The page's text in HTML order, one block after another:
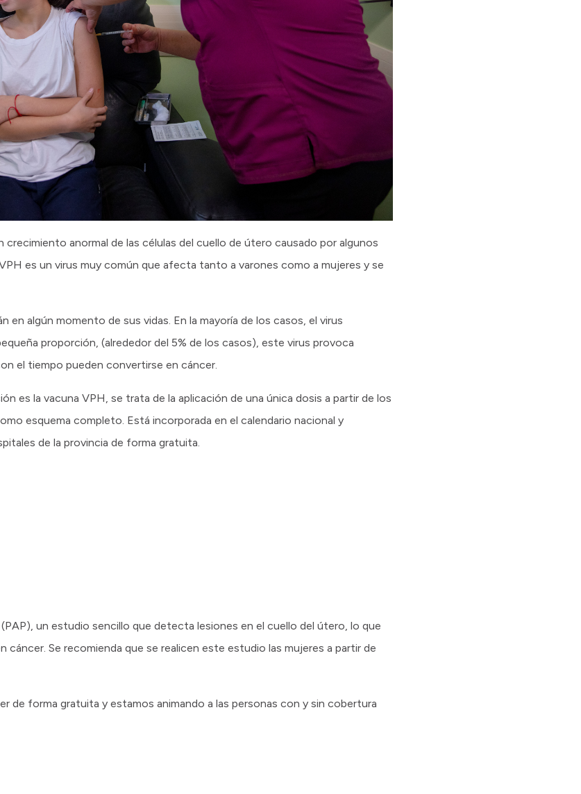
anormal de las células del cuello de útero causado por algunos
es un virus muy común que afecta tanto a varones como a mujeres y se
en algún momento de sus vidas. En la mayoría de los casos, el virus
proporción, (alrededor del 5% de los casos), este virus provoca
el tiempo pueden convertirse en cáncer.
es la vacuna VPH, se trata de la aplicación de una única dosis a partir de los
esquema completo. Está incorporada en el calendario nacional y
de la provincia de forma gratuita.
un estudio sencillo que detecta lesiones en el cuello del útero, lo que
Se recomienda que se realicen este estudio las mujeres a partir de
de forma gratuita y estamos animando a las personas con y sin cobertura